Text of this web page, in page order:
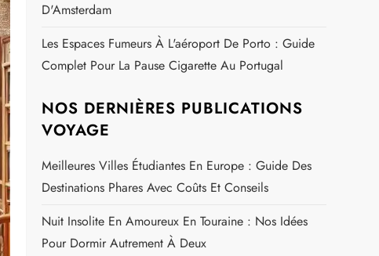
D'Amsterdam
Les Espaces Fumeurs À L'aéroport De Porto : Guide
Complet Pour La Pause Cigarette Au Portugal
NOS DERNIÈRES PUBLICATIONS
VOYAGE
Meilleures Villes Étudiantes En Europe : Guide Des
Destinations Phares Avec Coûts Et Conseils
Nuit Insolite En Amoureux En Touraine : Nos Idées
Pour Dormir Autrement À Deux